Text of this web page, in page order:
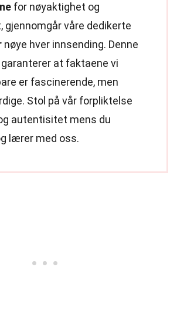
for nøyaktighet og
gjennomgår våre dedikerte
nøye hver innsending. Denne
at faktaene vi
er fascinerende, men
Stol på vår forpliktelse
autentisitet mens du
lærer med oss.